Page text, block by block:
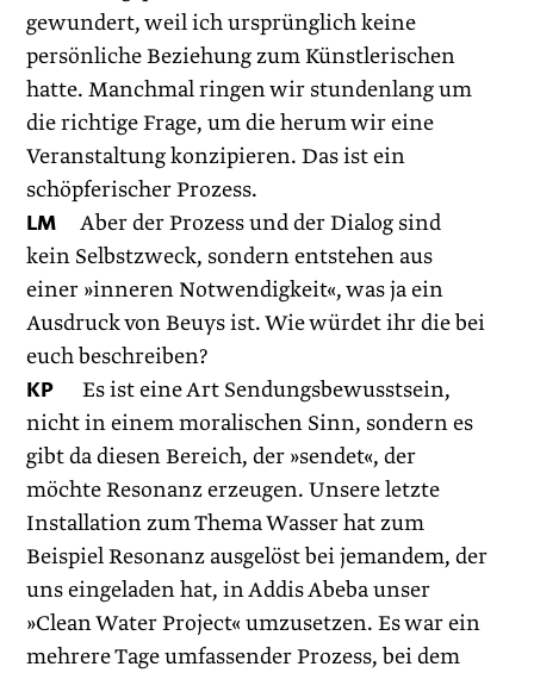
gewundert, weil ich ursprünglich keine
persönliche Beziehung zum Künstlerischen
hatte. Manchmal ringen wir stundenlang um
die richtige Frage, um die herum wir eine
Veranstaltung konzipieren. Das ist ein
schöpferischer Prozess.
LM Aber der Prozess und der Dialog sind
kein Selbstzweck, sondern entstehen aus
einer »inneren Notwendigkeit«, was ja ein
Ausdruck von Beuys ist. Wie würdet ihr die bei
euch beschreiben?
KP Es ist eine Art Sendungsbewusstsein,
nicht in einem moralischen Sinn, sondern es
gibt da diesen Bereich, der »sendet«, der
möchte Resonanz erzeugen. Unsere letzte
Installation zum Thema Wasser hat zum
Beispiel Resonanz ausgelöst bei jemandem, der
uns eingeladen hat, in Addis Abeba unser
»Clean Water Project« umzusetzen. Es war ein
mehrere Tage umfassender Prozess, bei dem